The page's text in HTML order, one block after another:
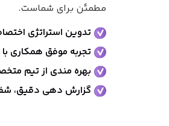
مطمئن برای شماست.
تدوین استراتژی
تجربه موفق همکاری
بهره مندی از تیم
گزارش دهی دقیق،